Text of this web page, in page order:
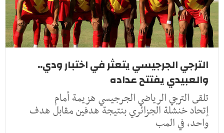
الترجي الجرجيسي يتعثر في اختبار ودي..
والعبيدي يفتتح عداده
تلقى الترجي الرياضي الجرجيسي هزيمة أمام
إتحاد خنشلة الجزائري بنتيجة هدفين مقابل هدف
واحد، في المب